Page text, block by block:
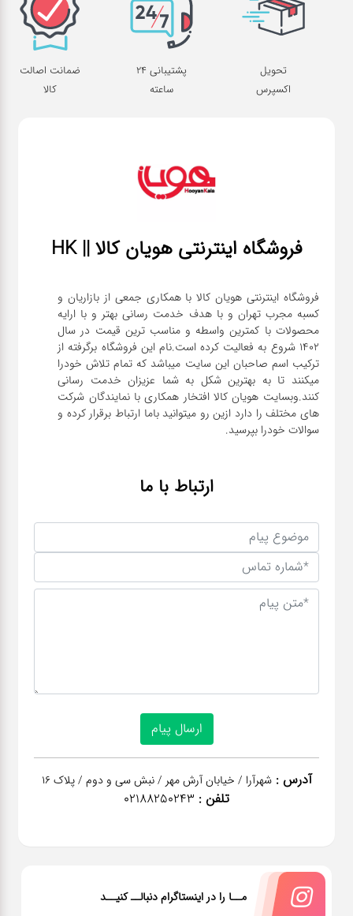
تحویل
اکسپرس
پشتیبانی 24
ساعته
ضمانت اصالت
کالا
فروشگاه اینترنتی هویان کالا || HK
فروشگاه اینترنتی هویان کالا با همکاری جمعی از بازاریان و
کسبه مجرب تهران و با هدف خدمت رسانی بهتر و با ارایه
محصولات با کمترین واسطه و مناسب ترین قیمت در سال
1402 شروع به فعالیت کرده است.نام این فروشگاه برگرفته از
ترکیب اسم صاحبان این سایت میباشد که تمام تلاش خودرا
میکنند تا به بهترین شکل به شما عزیزان خدمت رسانی
کنند.وبسایت هویان کالا افتخار همکاری با نمایندگان شرکت
های مختلف را دارد ازین رو میتوانید باما ارتباط برقرار کرده و
سوالات خودرا بپرسید.
ارتباط با ما
آدرس : شهرآرا / خیابان آرش مهر / نبش سی و دوم / پلاک 16
تلفن : 02188250243
مــا را در اینستاگرام دنبالــ کنیــد